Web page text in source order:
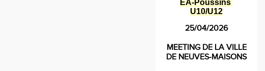
EA-Poussins
U10/U12
25/04/2026
MEETING DE LA VILLE
DE NEUVES-MAISONS